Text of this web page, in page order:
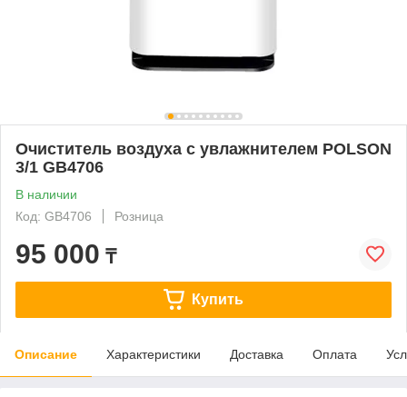
Очиститель воздуха с увлажнителем POLSON
3/1 GB4706
В наличии
Код: GB4706
Розница
95 000 ₸
Купить
Описание Характеристики Доставка Оплата